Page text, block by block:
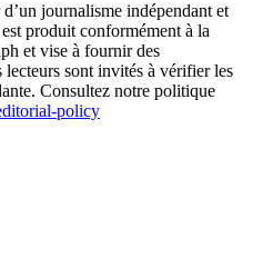
journalisme indépendant et
produit conformément à la
et vise à fournir des
sont invités à vérifier les
Consultez notre politique
policy